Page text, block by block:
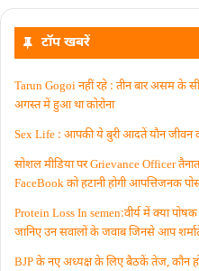
टॉप खबरें
Tarun Gogoi नहीं रहे : तीन बार असम के
अगस्त में हुआ था कोरोना
Sex Life : आपकी ये बुरी आदतें याैन जीवन
सोशल मीडिया पर Grievance Officer
FaceBook को हटानी होगी आपत्तिजनक
Protein Loss In semen:वीर्य में क्या पोषक
जानिए उन सवालों के जवाब जिनसे आप
BJP के नए अध्यक्ष के लिए बैठकें तेज, कौन